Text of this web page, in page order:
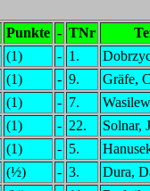
Punkte - TNr
(1) - 1.
(1) - 9.
Gräfe,
(1) - 7.
(1) - 22.
Solnar,
(1) - 5.
(½) - 3.
Dura,